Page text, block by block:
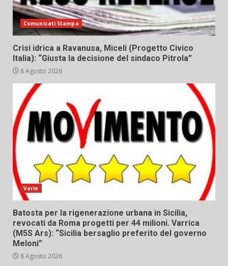
Comunicati Stampa
Crisi idrica a Ravanusa, Miceli (Progetto Civico
Italia): “Giusta la decisione del sindaco Pitrola”
8 Agosto 2026
Varie
Batosta per la rigenerazione urbana in Sicilia,
revocati da Roma progetti per 44 milioni. Varrica
(M5S Ars): “Sicilia bersaglio preferito del governo
Meloni”
8 Agosto 2026